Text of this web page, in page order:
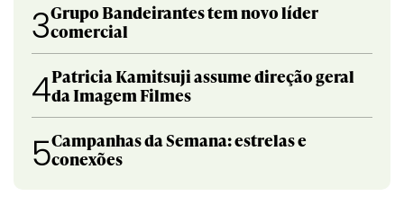
3Grupo Bandeirantes tem novo líder
comercial
4Patricia Kamitsuji assume direção geral
da Imagem Filmes
5Campanhas da Semana: estrelas e
conexões